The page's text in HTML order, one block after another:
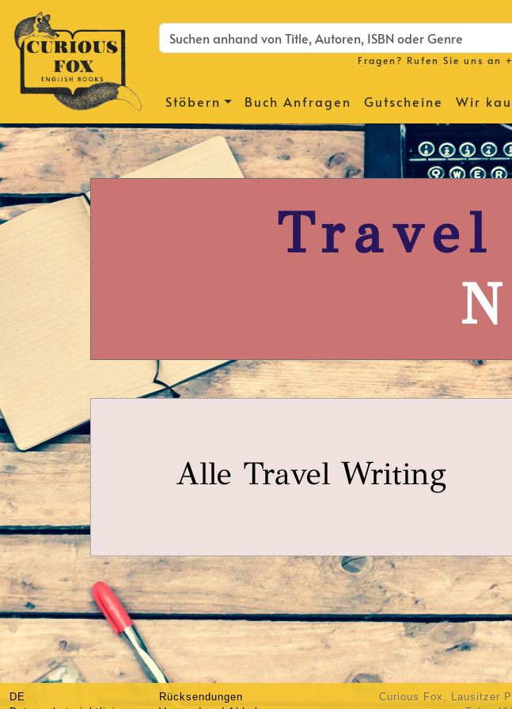
Fragen? Rufen Sie uns an
Stöbern Buch Anfragen Gutscheine Wir
Alle Travel Writing
DE
Rücksendungen
Curious Fox, Lausitzer